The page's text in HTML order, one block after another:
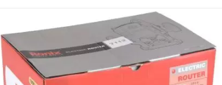
اور فرز نجاری بزرگ رونیکس 1850 وات مدل 7112
7,799,000 تومان